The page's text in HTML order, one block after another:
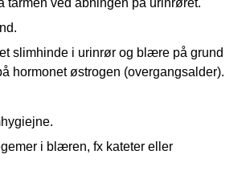
slimhinde i urinrør og blære på grund
hormonet østrogen (overgangsalder).
i blæren, fx kateter eller